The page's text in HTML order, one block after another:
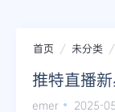
首页 未分类
推特直播
emer 2025-